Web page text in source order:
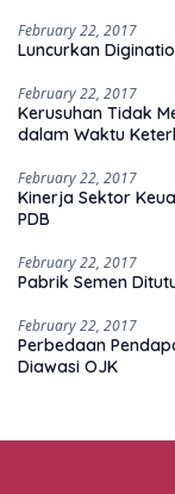
February 22, 2017
Luncurkan
February 22, 2017
Kerusuhan Tidak
dalam Waktu
February 22, 2017
Kinerja Sektor
PDB
February 22, 2017
Pabrik Semen
February 22, 2017
Perbedaan
Diawasi OJK